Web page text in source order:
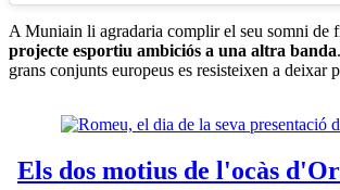
A Muniain li agradaria complir el seu somni de
projecte esportiu ambiciós a una altra banda
grans conjunts europeus es resisteixen a